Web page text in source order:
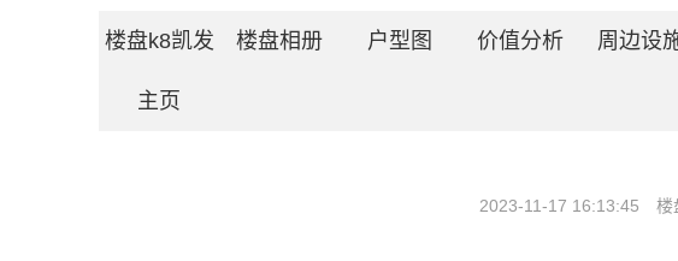
楼盘k8凯发
主页
楼盘相册 户型图 价值分析 周边设
2023-11-17 16:13:45 楼